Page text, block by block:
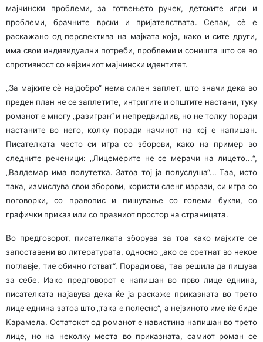
мајчински проблеми, за готвењето ручек, детските игри и
проблеми, брачните врски и пријателствата. Сепак, сè е
раскажано од перспектива на мајката која, како и сите други,
има свои индивидуални потреби, проблеми и соништа што се во
спротивност со нејзиниот мајчински идентитет.
„За мајките сè најдобро“ нема силен заплет, што значи дека во
преден план не се заплетите, интригите и општите настани, туку
романот е многу „разигран“ и непредвидлив, но не толку поради
настаните во него, колку поради начинот на кој е напишан.
Писателката често си игра со зборови, како на пример во
следните реченици: „Лицемерите не се мерачи на лицето...“,
„Валдемар има полутетка. Затоа тој ја полуслуша“... Таа, исто
така, измислува свои зборови, користи сленг изрази, си игра со
поговорки, со правопис и пишување со големи букви, со
графички приказ или со празниот простор на страницата.
Во предговорот, писателката зборува за тоа како мајки­те се
запоставени во литературата, односно „ако се сретнат во некое
поглавје, тие обично готват“. Поради ова, таа решила да пишува
за себе. Иако предговорот е напишан во прво лице еднина,
писателката најавува дека ќе ја раскаже приказната во трето
лице еднина затоа што „така е полесно“, а нејзиното име ќе биде
Карамела. Остатокот од романот е навистина напишан во трето
лице, но на неколку места во приказната, самиот роман се